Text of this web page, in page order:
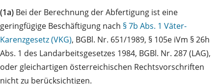
(1a) Bei der Berechnung der Abfertigung ist eine
geringfügige Beschäftigung nach § 7b Abs. 1 Väter-
Karenzgesetz (VKG), BGBl. Nr. 651/1989, § 105e iVm § 26h
Abs. 1 des Landarbeitsgesetzes 1984, BGBl. Nr. 287 (LAG),
oder gleichartigen österreichischen Rechtsvorschriften
nicht zu berücksichtigen.